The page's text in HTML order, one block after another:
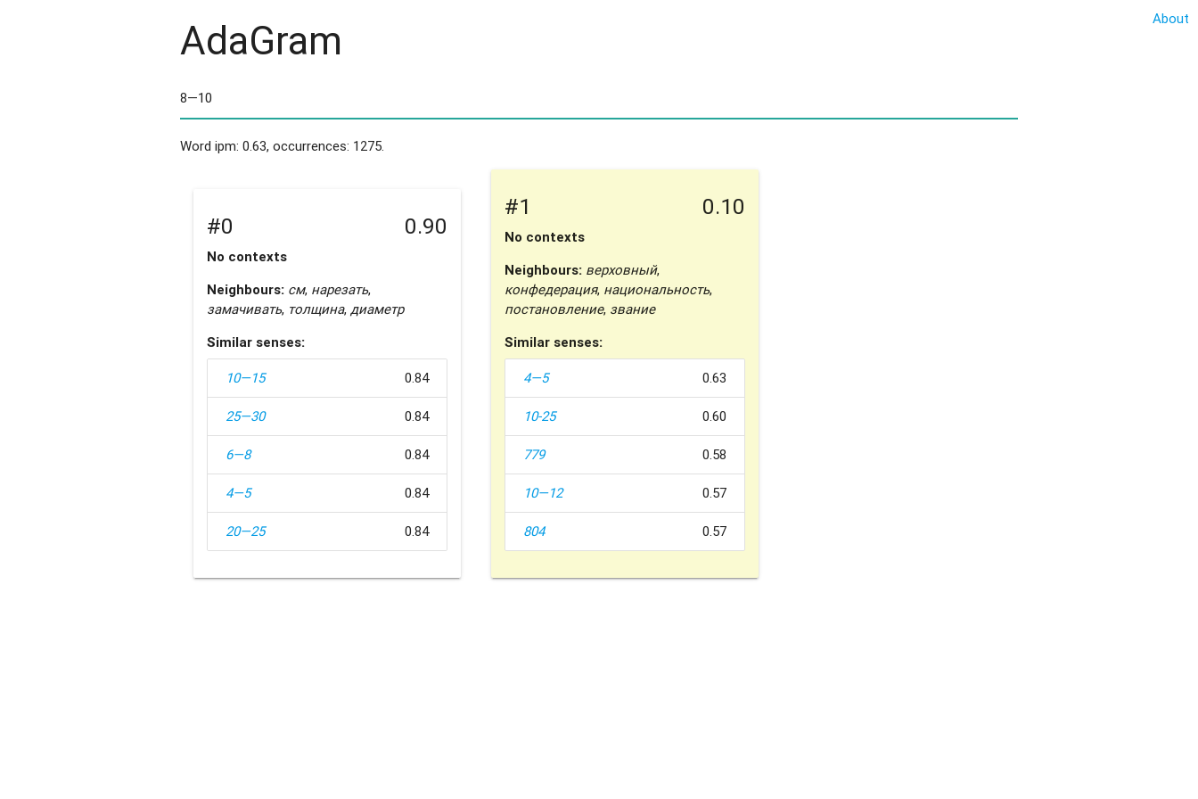
About
AdaGram
Word ipm: 0.63, occurrences: 1275.
#0 0.90
No contexts
Neighbours: см, нарезать,
замачивать, толщина, диаметр
Similar senses:
10—15 0.84
25—30 0.84
6—8 0.84
4—5 0.84
20—25 0.84
#1 0.10
No contexts
Neighbours: верховный,
конфедерация, национальность,
постановление, звание
Similar senses:
4—5 0.63
10-25 0.60
779 0.58
10—12 0.57
804 0.57